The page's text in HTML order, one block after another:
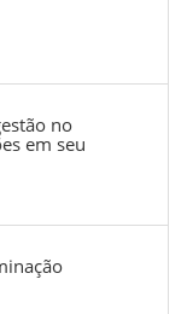
no
em seu